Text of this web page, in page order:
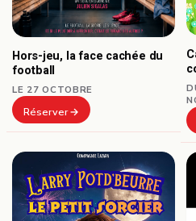
Hors-jeu, la face cachée du
football
LE 27 OCTOBRE
Réserver